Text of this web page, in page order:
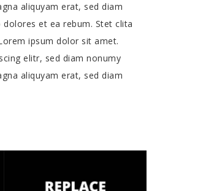
aliquyam erat, sed diam
et ea rebum. Stet clita
ipsum dolor sit amet.
elitr, sed diam nonumy
aliquyam erat, sed diam